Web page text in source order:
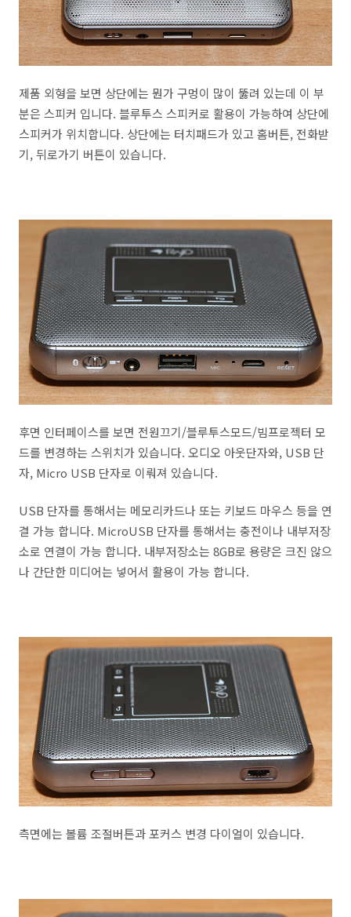
제품 외형을 보면 상단에는 뭔가 구멍이 많이 뚫려 있는데 이 부
분은 스피커 입니다. 블루투스 스피커로 활용이 가능하여 상단에
스피커가 위치합니다. 상단에는 터치패드가 있고 홈버튼, 전화받
기, 뒤로가기 버튼이 있습니다.
후면 인터페이스를 보면 전원끄기/블루투스모드/빔프로젝터 모
드를 변경하는 스위치가 있습니다. 오디오 아웃단자와, USB 단
자, Micro USB 단자로 이뤄져 있습니다.
USB 단자를 통해서는 메모리카드나 또는 키보드 마우스 등을 연
결 가능 합니다. MicroUSB 단자를 통해서는 충전이나 내부저장
소로 연결이 가능 합니다. 내부저장소는 8GB로 용량은 크진 않으
나 간단한 미디어는 넣어서 활용이 가능 합니다.
측면에는 볼륨 조절버튼과 포커스 변경 다이얼이 있습니다.